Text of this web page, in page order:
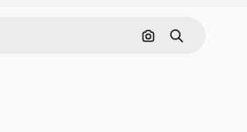
Nach Bild suchen
Suchen